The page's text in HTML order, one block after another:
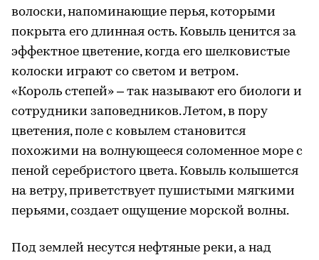
волоски, напоминающие перья, которыми
покрыта его длинная ость. Ковыль ценится за
эффектное цветение, когда его шелковистые
колоски играют со светом и ветром.
«Король степей» – так называют его биологи и
сотрудники заповедников. Летом, в пору
цветения, поле с ковылем становится
похожими на волнующееся соломенное море с
пеной серебристого цвета. Ковыль колышется
на ветру, приветствует пушистыми мягкими
перьями, создает ощущение морской волны.
Под землей несутся нефтяные реки, а над